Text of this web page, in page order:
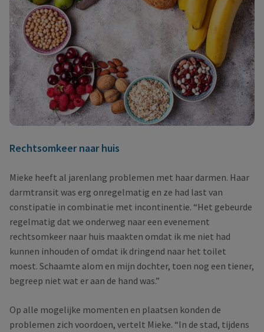
Rechtsomkeer naar huis
Mieke heeft al jarenlang problemen met haar darmen. Haar
darmtransit was erg onregelmatig en ze had last van
constipatie in combinatie met incontinentie. “Het gebeurde
regelmatig dat we onderweg naar een evenement
rechtsomkeer naar huis maakten omdat ik me niet had
kunnen inhouden of omdat ik dringend naar het toilet
moest. Schaamte alom en mijn dochter, toen nog een tiener,
begreep niet wat er aan de hand was.”
Op alle mogelijke momenten en plaatsen konden de
problemen zich voordoen, vertelt Mieke. “In de stad, tijdens